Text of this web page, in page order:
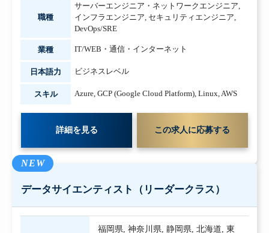
職種
サーバーエンジニア・ネットワークエンジニア,
インフラエンジニア, セキュリティエンジニア,
DevOps/SRE
業種 IT/WEB・通信・インターネット
日本語力 ビジネスレベル
スキル Azure, GCP (Google Cloud Platform), Linux,AWS
詳細を見る この求人に応募する
NEW
データサイエンティスト（リーダークラス）
福岡県,神奈川県,静岡県,北海道,東